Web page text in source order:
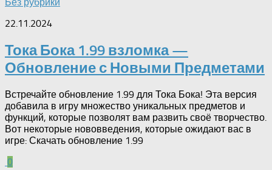
22.11.2024
Тока Бока 1.99 взломка —
Обновление с Новыми Предметами
Встречайте обновление 1.99 для Тока Бока! Эта версия
добавила в игру множество уникальных предметов и
функций, которые позволят вам развить своё творчество.
Вот некоторые нововведения, которые ожидают вас в
игре: Скачать обновление 1.99
0